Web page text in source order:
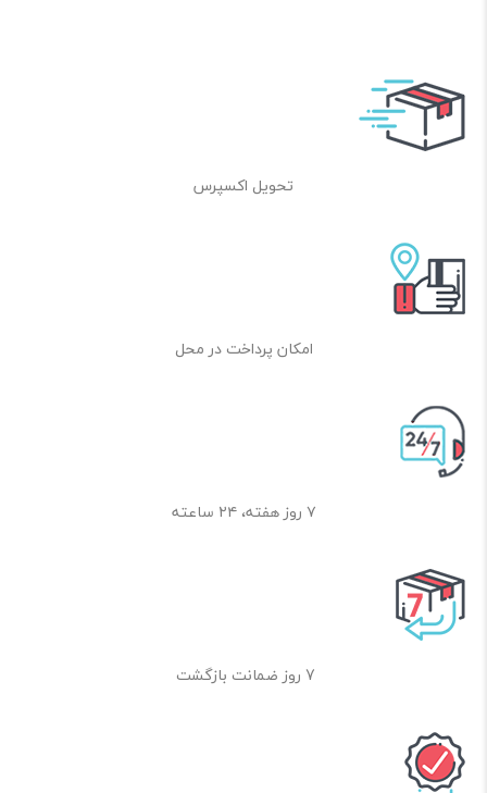
تحویل اکسپرس
امکان پرداخت در محل
۷ روز هفته، ۲۴ ساعته
7 روز ضمانت بازگشت